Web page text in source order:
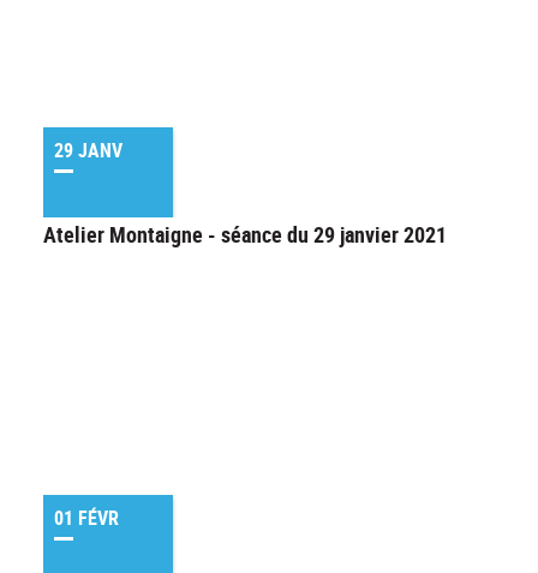
29 JANV
Atelier Montaigne - séance du 29 janvier 2021
01 FÉVR